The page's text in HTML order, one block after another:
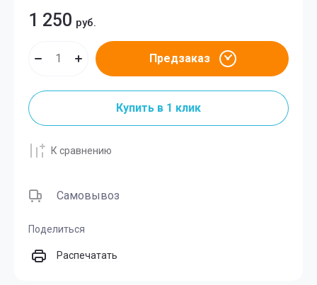
1 250 руб.
Предзаказ
Купить в 1 клик
К сравнению
Самовывоз
Поделиться
Распечатать